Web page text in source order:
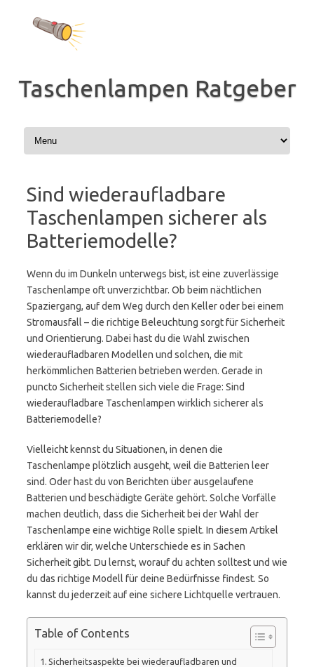
springen
Taschenlampen Ratgeber
Sind wiederaufladbare
Taschenlampen sicherer als
Batteriemodelle?
Wenn du im Dunkeln unterwegs bist, ist eine zuverlässige
Taschenlampe oft unverzichtbar. Ob beim nächtlichen
Spaziergang, auf dem Weg durch den Keller oder bei einem
Stromausfall – die richtige Beleuchtung sorgt für Sicherheit
und Orientierung. Dabei hast du die Wahl zwischen
wiederaufladbaren Modellen und solchen, die mit
herkömmlichen Batterien betrieben werden. Gerade in
puncto Sicherheit stellen sich viele die Frage: Sind
wiederaufladbare Taschenlampen wirklich sicherer als
Batteriemodelle?
Vielleicht kennst du Situationen, in denen die
Taschenlampe plötzlich ausgeht, weil die Batterien leer
sind. Oder hast du von Berichten über ausgelaufene
Batterien und beschädigte Geräte gehört. Solche Vorfälle
machen deutlich, dass die Sicherheit bei der Wahl der
Taschenlampe eine wichtige Rolle spielt. In diesem Artikel
erklären wir dir, welche Unterschiede es in Sachen
Sicherheit gibt. Du lernst, worauf du achten solltest und wie
du das richtige Modell für deine Bedürfnisse findest. So
kannst du jederzeit auf eine sichere Lichtquelle vertrauen.
Table of Contents
Sicherheitsaspekte bei wiederaufladbaren und